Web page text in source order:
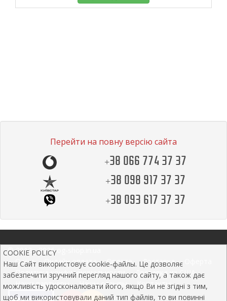
Перейти на повну версію сайта
+38 066 774 37 37
+38 098 917 37 37
+38 093 617 37 37
© 2012 - 2026 og-shop.in.ua
О нас
Онлайн оплата Оплата Доставка
Политика конфиденциальности
Доставка из США
Наши партнеры
Нашы отзывы Контакты
COOKIE POLICY
Наш Сайт використовує cookie-файлы. Це дозволяє
забезпечити зручний перегляд нашого сайту, а також дає
можливість удосконалювати його, якщо Ви не згідні з тим,
щоб ми використовували даний тип файлів, то ви повинні